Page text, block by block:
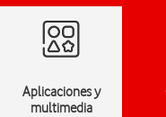
Aplicaciones y
multimedia